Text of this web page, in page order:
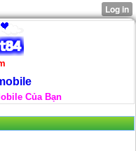
Của Bạn